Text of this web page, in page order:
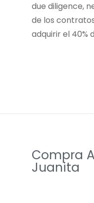
due diligence,
de los
adquirir el 40%
Compra
Juanita